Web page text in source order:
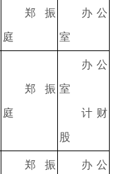
郑振
庭
办公
室
郑振
庭
办公
室
计财
股
郑振
办公